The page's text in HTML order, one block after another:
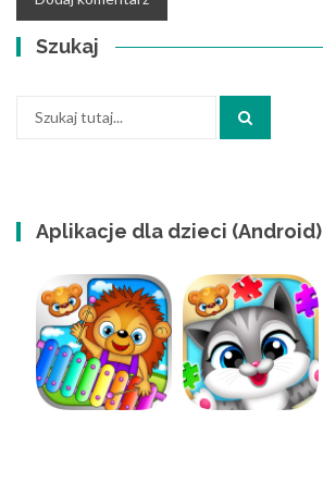
Szukaj
Aplikacje dla dzieci (Android)